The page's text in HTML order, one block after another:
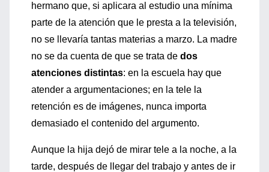
hermano que, si aplicara al estudio una mínima
parte de la atención que le presta a la televisión,
no se llevaría tantas materias a marzo. La madre
no se da cuenta de que se trata de dos
atenciones distintas: en la escuela hay que
atender a argumentaciones; en la tele la
retención es de imágenes, nunca importa
demasiado el contenido del argumento.
Aunque la hija dejó de mirar tele a la noche, a la
tarde, después de llegar del trabajo y antes de ir